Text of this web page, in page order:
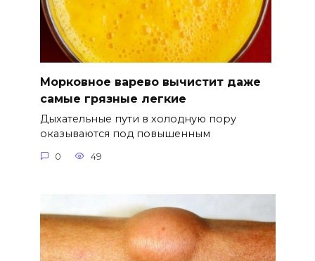
Морковное варево вычистит даже
самые грязные легкие
Дыхательные пути в холодную пору
оказываются под повышенным
0 49